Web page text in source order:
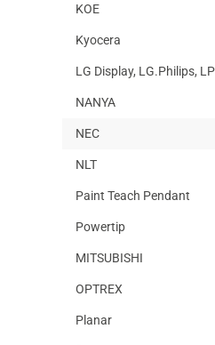
KOE
Kyocera
LG Display, LG.Philips,
NANYA
NEC
NLT
Paint Teach Pendant
Powertip
MITSUBISHI
OPTREX
Planar